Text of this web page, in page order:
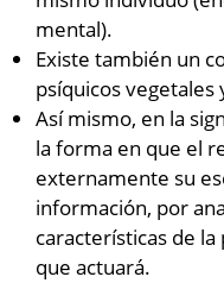
mental).
Existe también un
psíquicos vegetales
Así mismo, en la
la forma en que el
externamente su
información, por
características de
que actuará.